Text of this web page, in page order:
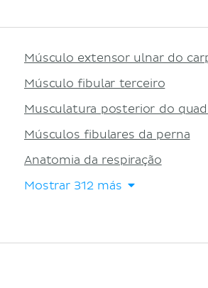
Músculo extensor ulnar do
Músculo fibular terceiro
Musculatura posterior do
Músculos fibulares da perna
Anatomia da respiração
Mostrar 312 más